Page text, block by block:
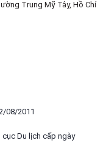
Trung Mỹ Tây, Hồ Chí
08/2011
Du lịch cấp ngày